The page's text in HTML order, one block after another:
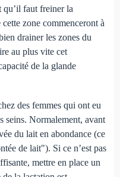
qu’il faut freiner la
zone commenceront à
drainer les zones du
au plus vite cet
de la glande
des femmes qui ont eu
seins. Normalement, avant
du lait en abondance (ce
de lait"). Si ce n’est pas
mettre en place un